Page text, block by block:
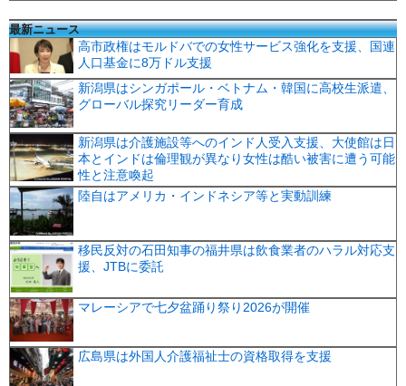
最新ニュース
高市政権はモルドバでの女性サービス強化を支援、国連
人口基金に8万ドル支援
新潟県はシンガポール・ベトナム・韓国に高校生派遣、
グローバル探究リーダー育成
新潟県は介護施設等へのインド人受入支援、大使館は日
本とインドは倫理観が異なり女性は酷い被害に遭う可能
性と注意喚起
陸自はアメリカ・インドネシア等と実動訓練
移民反対の石田知事の福井県は飲食業者のハラル対応支
援、JTBに委託
マレーシアで七夕盆踊り祭り2026が開催
広島県は外国人介護福祉士の資格取得を支援